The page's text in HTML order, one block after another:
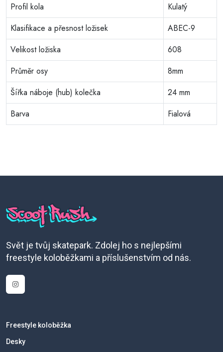
Profil kola
Kulatý
Klasifikace a přesnost ložisek
ABEC-9
Velikost ložiska
608
Průměr osy
8mm
Šířka náboje (hub) kolečka
24 mm
Barva
Fialová
Svět je tvůj skatepark. Zdolej ho s nejlepšími
freestyle koloběžkami a příslušenstvím od nás.
Freestyle koloběžka
Desky